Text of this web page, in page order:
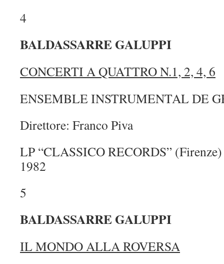
4
BALDASSARRE GALUPPI
CONCERTI A QUATTRO N.1, 2, 4, 6
ENSEMBLE INSTRUMENTAL DE
Direttore: Franco Piva
LP “CLASSICO RECORDS”
1982
5
BALDASSARRE GALUPPI
IL MONDO ALLA ROVERSA